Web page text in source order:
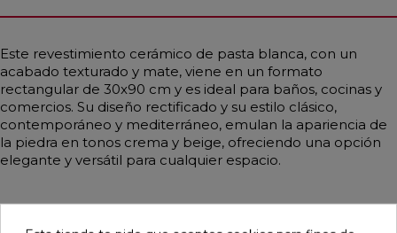
Este revestimiento cerámico de pasta blanca, con un
acabado texturado y mate, viene en un formato
rectangular de 30x90 cm y es ideal para baños, cocinas y
comercios. Su diseño rectificado y su estilo clásico,
contemporáneo y mediterráneo, emulan la apariencia de
la piedra en tonos crema y beige, ofreciendo una opción
elegante y versátil para cualquier espacio.